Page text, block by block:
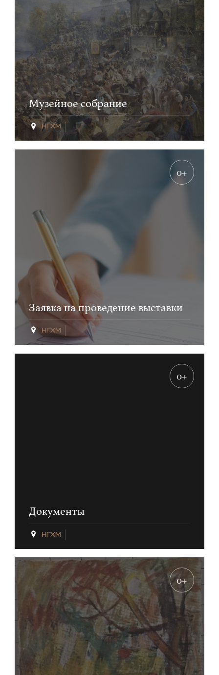
Музейное собрание
0+
Заявка на проведение выставки
0+
Документы
0+